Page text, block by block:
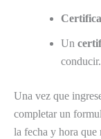
Un
conducir.
Una vez que
completar un
la fecha y hora que